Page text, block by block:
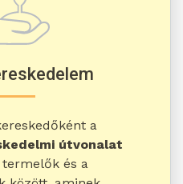
a
útvonalat
és a